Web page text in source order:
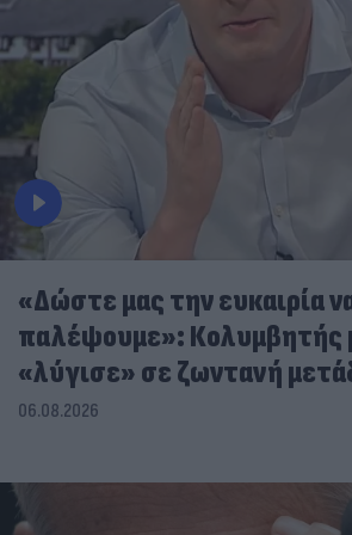
«Δώστε μας την ευκαιρία
παλέψουμε»: Κολυμβητής
«λύγισε» σε ζωντανή
06.08.2026